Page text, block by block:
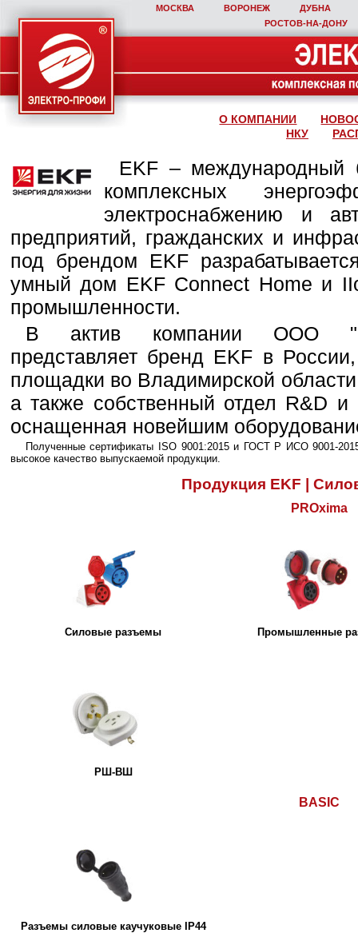
МОСКВА ВОРОНЕЖ
ДУБНА
РОСТОВ‑НА‑ДОНУ
О КОМПАНИИ
НКУ
EKF – международный
комплексных
электроснабжению и
предприятий, гражданских и
под брендом EKF
умный дом EKF Connect Home и
промышленности.
В актив компании ООО
представляет бренд EKF в
площадки во Владимирской
а также собственный отдел R&D и
оснащенная новейшим
Полученные сертификаты ISO 9001:2015 и ГОСТ Р ИСО 9001-
высокое качество выпускаемой продукции.
Продукция EKF |
PROxima
Силовые разъемы Промышленные
РШ-ВШ
BASIC
Разъемы силовые каучуковые IP44